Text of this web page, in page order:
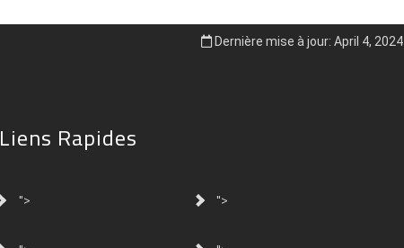
Dernière mise à jour: April 4, 2024
Liens Rapides
"> ">